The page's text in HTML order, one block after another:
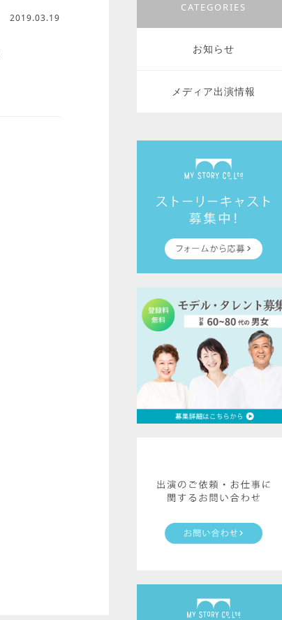
2019.03.19
CATEGORIES
お知らせ
メディア出演情報